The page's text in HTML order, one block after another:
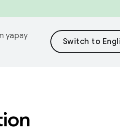
yapay